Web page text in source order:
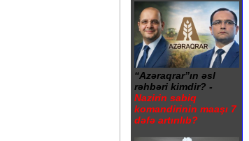
“Azəraqrar”ın əsl
rəhbəri kimdir? -
Nazirin sabiq
komandirinin maaşı 7
dəfə artırılıb?